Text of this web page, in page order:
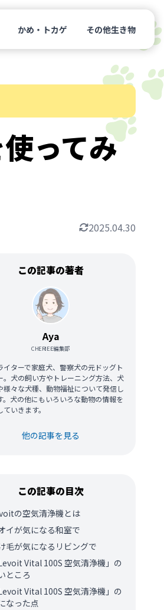
かめ・トカゲ その他生き物
ってみ
2025.04.30
この記事の著者
Aya
CHERIEE編集部
イターで家庭犬、警察犬の元ドッグト
。犬の飼い方やトレーニング方法、犬
様々な犬種、動物福祉について発信し
。犬の他にもいろいろな動物の情報を
いきます。
他の記事を見る
この記事の目次
の空気清浄機とは
イが気になる和室で
毛が気になるリビングで
Levoit Vital 100S 空気清浄機」の
ところ
Levoit Vital 100S 空気清浄機」の
なった点